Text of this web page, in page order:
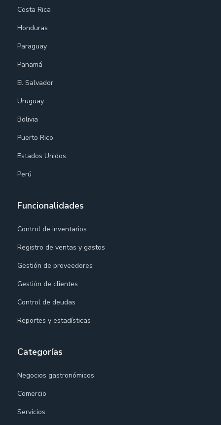
Costa Rica
Honduras
Paraguay
Panamá
El Salvador
Uruguay
Bolivia
Puerto Rico
Estados Unidos
Perú
Funcionalidades
Control de inventarios
Registro de ventas y gastos
Gestión de proveedores
Gestión de clientes
Control de deudas
Reportes y estadísticas
Categorías
Negocios gastronómicos
Comercio
Servicios